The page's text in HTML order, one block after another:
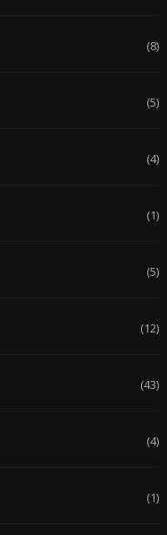
(8)
(5)
(4)
(1)
(5)
(12)
(43)
(4)
(1)